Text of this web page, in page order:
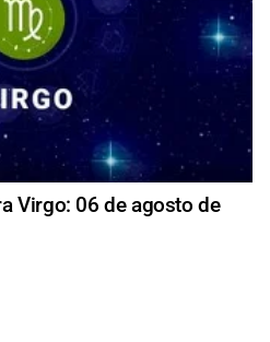
Virgo: 06 de agosto de